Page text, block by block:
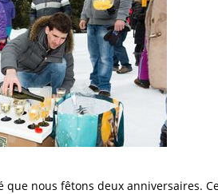
nous fêtons deux anniversaires.